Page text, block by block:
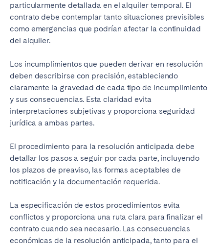
particularmente detallada en el alquiler temporal. El
contrato debe contemplar tanto situaciones previsibles
como emergencias que podrían afectar la continuidad
del alquiler.
Los incumplimientos que pueden derivar en resolución
deben describirse con precisión, estableciendo
claramente la gravedad de cada tipo de incumplimiento
y sus consecuencias. Esta claridad evita
interpretaciones subjetivas y proporciona seguridad
jurídica a ambas partes.
El procedimiento para la resolución anticipada debe
detallar los pasos a seguir por cada parte, incluyendo
los plazos de preaviso, las formas aceptables de
notificación y la documentación requerida.
La especificación de estos procedimientos evita
conflictos y proporciona una ruta clara para finalizar el
contrato cuando sea necesario. Las consecuencias
económicas de la resolución anticipada, tanto para el